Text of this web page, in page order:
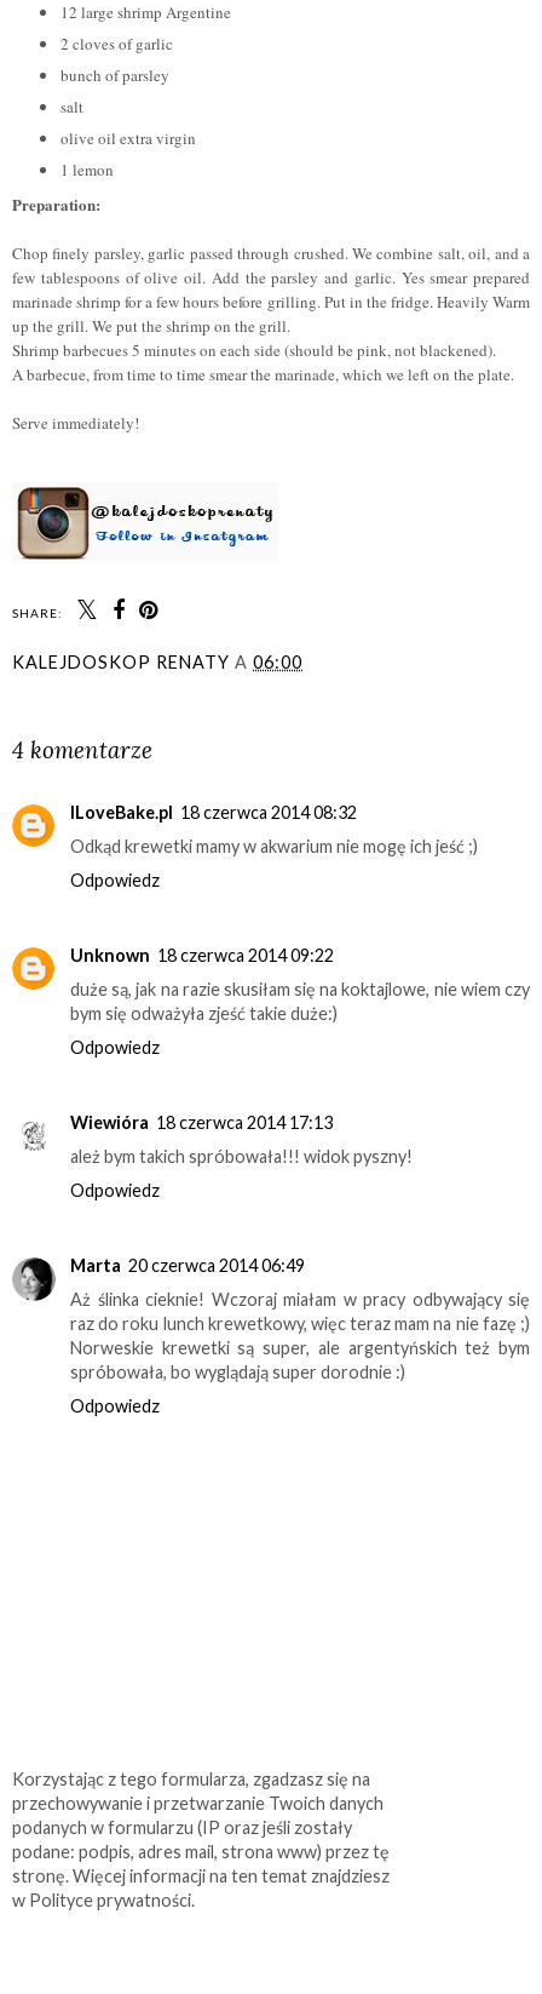
12 large shrimp Argentine
2 cloves of garlic
bunch of parsley
salt
olive oil extra virgin
1 lemon
Preparation:
Chop finely parsley, garlic passed through crushed. We combine salt, oil, and a
few tablespoons of olive oil. Add the parsley and garlic. Yes smear prepared
marinade shrimp for a few hours before grilling. Put in the fridge. Heavily Warm
up the grill. We put the shrimp on the grill.
Shrimp barbecues 5 minutes on each side (should be pink, not blackened).
A barbecue,from time to time smear the marinade,which we left on the plate.
Serve immediately!
SHARE:
KALEJDOSKOP RENATY A 06:00
4 komentarze
ILoveBake.pl 18 czerwca 2014 08:32
Odkąd krewetki mamy w akwarium nie mogę ich jeść ;)
Odpowiedz
Unknown 18 czerwca 2014 09:22
duże są, jak na razie skusiłam się na koktajlowe, nie wiem czy
bym się odważyła zjeść takie duże:)
Odpowiedz
Wiewióra 18 czerwca 2014 17:13
ależ bym takich spróbowała!!! widok pyszny!
Odpowiedz
Marta 20 czerwca 2014 06:49
Aż ślinka cieknie! Wczoraj miałam w pracy odbywający się
raz do roku lunch krewetkowy, więc teraz mam na nie fazę ;)
Norweskie krewetki są super, ale argentyńskich też bym
spróbowała, bo wyglądają super dorodnie :)
Odpowiedz
Korzystając z tego formularza, zgadzasz się na
przechowywanie i przetwarzanie Twoich danych
podanych w formularzu (IP oraz jeśli zostały
podane: podpis, adres mail, strona www) przez tę
stronę. Więcej informacji na ten temat znajdziesz
w Polityce prywatności.